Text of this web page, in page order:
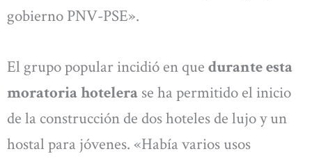
gobierno PNV-PSE».
El grupo popular incidió en que durante esta
moratoria hotelera se ha permitido el inicio
de la construcción de dos hoteles de lujo y un
hostal para jóvenes. «Había varios usos